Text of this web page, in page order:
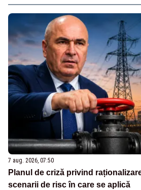
7 aug. 2026, 07:50
Planul de criză privind
scenarii de risc în care se aplică